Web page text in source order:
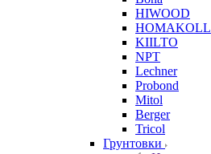
HIWOOD
HOMAKOLL
KIILTO
NPT
Lechner
Probond
Mitol
Berger
Tricol
Грунтовки